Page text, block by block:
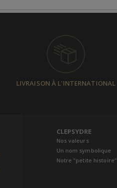
LIVRAISON À L'INTERNATIONAL
CLEPSYDRE
Nos valeurs
Un nom symbolique
Notre "petite histoire"